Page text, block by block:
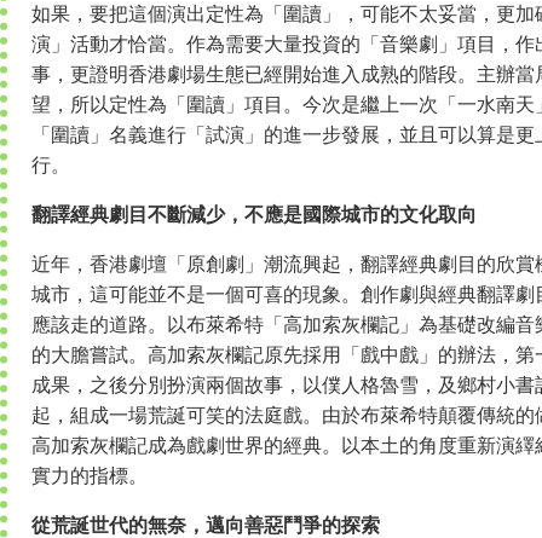
如果，要把這個演出定性為「圍讀」，可能不太妥當，更
演」活動才恰當。作為需要大量投資的「音樂劇」項目，
事，更證明香港劇場生態已經開始進入成熟的階段。主辦
望，所以定性為「圍讀」項目。今次是繼上一次「一水南
「圍讀」名義進行「試演」的進一步發展，並且可以算是
行。
翻譯經典劇目不斷減少，不應是國際城市的文化取向
近年，香港劇壇「原創劇」潮流興起，翻譯經典劇目的欣
城市，這可能並不是一個可喜的現象。創作劇與經典翻譯
應該走的道路。以布萊希特「高加索灰欄記」為基礎改編
的大膽嘗試。高加索灰欄記原先採用「戲中戲」的辦法，
成果，之後分別扮演兩個故事，以僕人格魯雪，及鄉村小
起，組成一場荒誕可笑的法庭戲。由於布萊希特顛覆傳統
高加索灰欄記成為戲劇世界的經典。以本土的角度重新演
實力的指標。
從荒誕世代的無奈，邁向善惡鬥爭的探索